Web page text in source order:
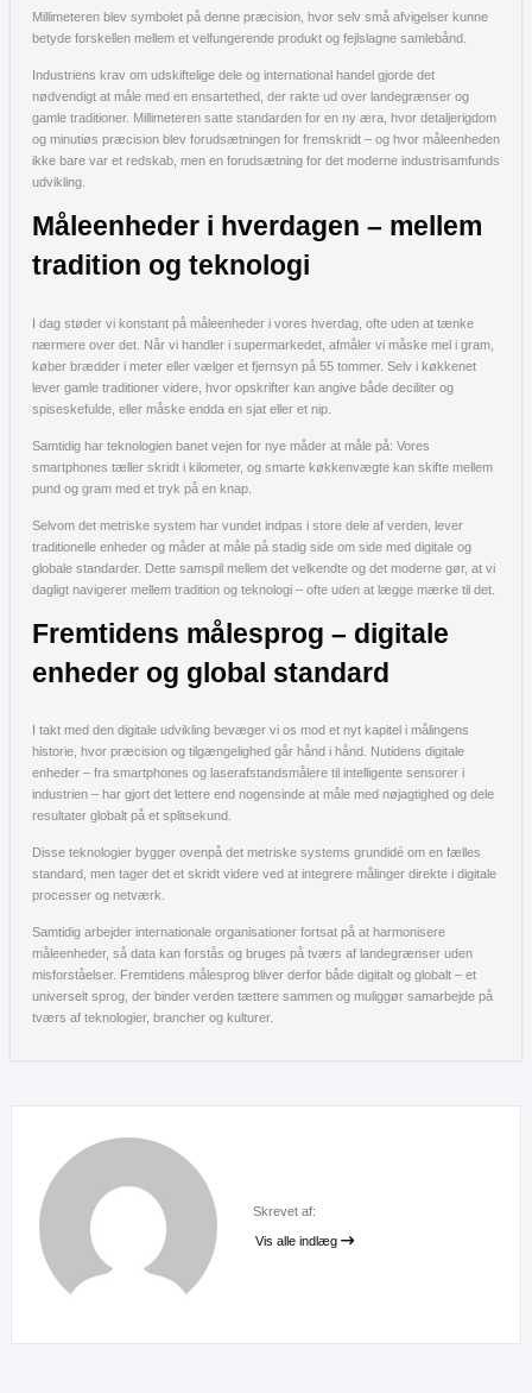
Millimeteren blev symbolet på denne præcision, hvor selv små afvigelser kunne
betyde forskellen mellem et velfungerende produkt og fejlslagne samlebånd.
Industriens krav om udskiftelige dele og international handel gjorde det
nødvendigt at måle med en ensartethed, der rakte ud over landegrænser og
gamle traditioner. Millimeteren satte standarden for en ny æra, hvor detaljerigdom
og minutiøs præcision blev forudsætningen for fremskridt – og hvor måleenheden
ikke bare var et redskab, men en forudsætning for det moderne industrisamfunds
udvikling.
Måleenheder i hverdagen – mellem
tradition og teknologi
I dag støder vi konstant på måleenheder i vores hverdag, ofte uden at tænke
nærmere over det. Når vi handler i supermarkedet, afmåler vi måske mel i gram,
køber brædder i meter eller vælger et fjernsyn på 55 tommer. Selv i køkkenet
lever gamle traditioner videre, hvor opskrifter kan angive både deciliter og
spiseskefulde, eller måske endda en sjat eller et nip.
Samtidig har teknologien banet vejen for nye måder at måle på: Vores
smartphones tæller skridt i kilometer, og smarte køkkenvægte kan skifte mellem
pund og gram med et tryk på en knap.
Selvom det metriske system har vundet indpas i store dele af verden, lever
traditionelle enheder og måder at måle på stadig side om side med digitale og
globale standarder. Dette samspil mellem det velkendte og det moderne gør, at vi
dagligt navigerer mellem tradition og teknologi – ofte uden at lægge mærke til det.
Fremtidens målesprog – digitale
enheder og global standard
I takt med den digitale udvikling bevæger vi os mod et nyt kapitel i målingens
historie, hvor præcision og tilgængelighed går hånd i hånd. Nutidens digitale
enheder – fra smartphones og laserafstandsmålere til intelligente sensorer i
industrien – har gjort det lettere end nogensinde at måle med nøjagtighed og dele
resultater globalt på et splitsekund.
Disse teknologier bygger ovenpå det metriske systems grundidé om en fælles
standard, men tager det et skridt videre ved at integrere målinger direkte i digitale
processer og netværk.
Samtidig arbejder internationale organisationer fortsat på at harmonisere
måleenheder, så data kan forstås og bruges på tværs af landegrænser uden
misforståelser. Fremtidens målesprog bliver derfor både digitalt og globalt – et
universelt sprog, der binder verden tættere sammen og muliggør samarbejde på
tværs af teknologier, brancher og kulturer.
Skrevet af:
Vis alle indlæg